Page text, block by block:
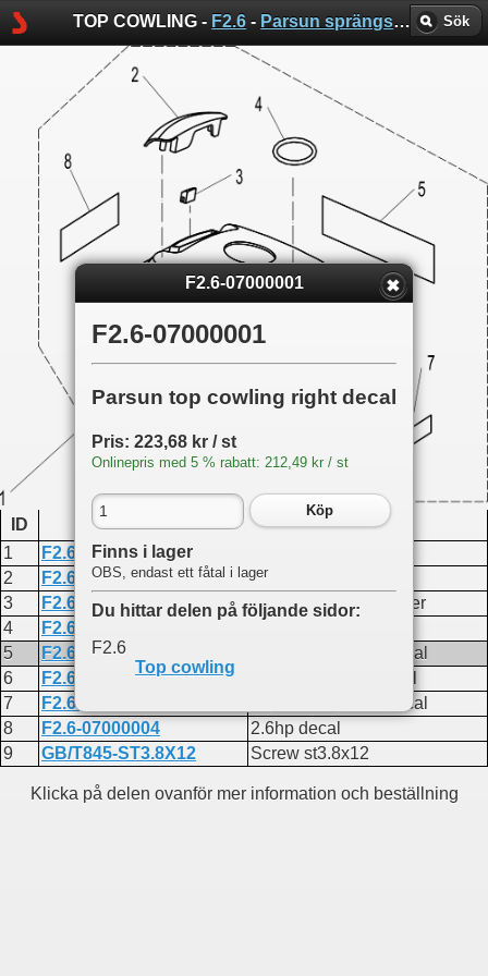
TOP COWLING - F2.6 - Parsun sprängskisser Sök
ID Produktkod
Namn
1
F2.6-06000001
2
F2.6-06000002
Intake silencer
3
F2.6-06000003
Intake silencer damper
4
F2.6-07000005
5
F2.6-07000001
Top cowling right decal
6
F2.6-07000002
7
F2.6-07000003
Top cowling front decal
8
F2.6-07000004
2.6hp decal
9
GB/T845-ST3.8X12 Screw st3.8x12
Klicka på delen ovanför mer information och beställning
F2.6-07000001
F2.6-07000001
Parsun top cowling right decal
Pris: 223,68 kr / st
Onlinepris med 5 % rabatt: 212,49 kr / st
Köp
Finns i lager
OBS, endast ett fåtal i lager
Du hittar delen på följande sidor:
F2.6
Top cowling